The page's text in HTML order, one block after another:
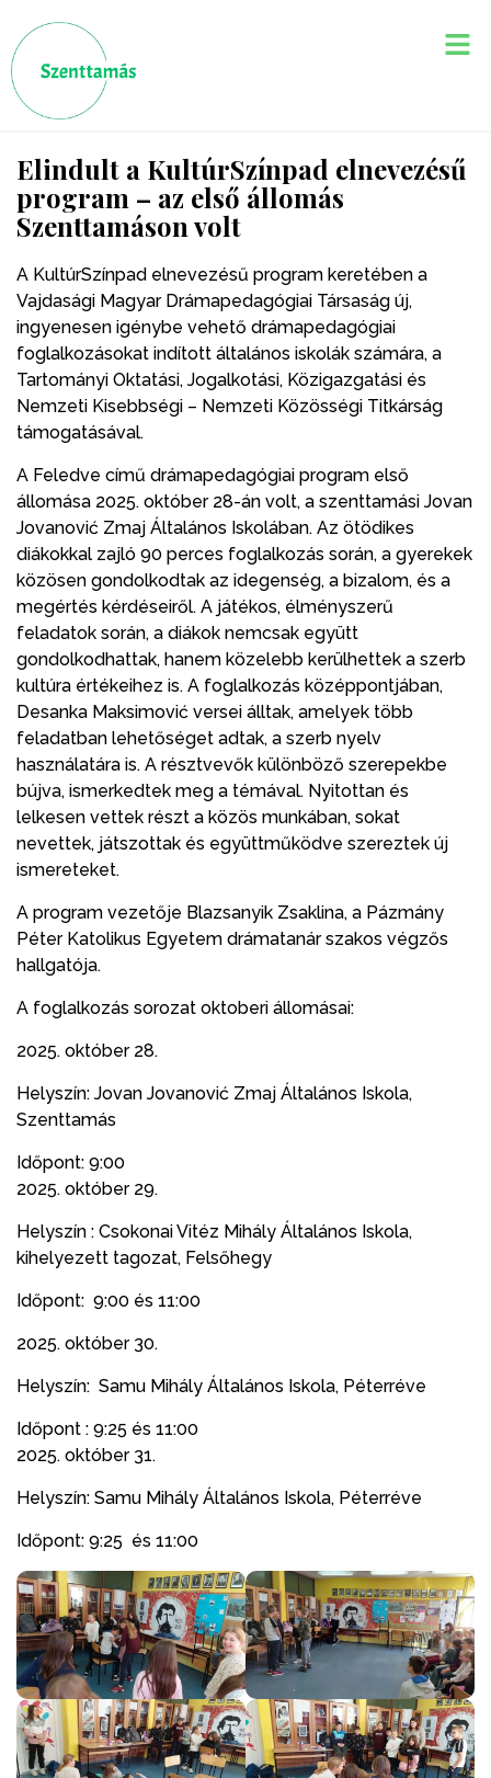
Elindult a KultúrSzínpad elnevezésű
program – az első állomás
Szenttamáson volt
A KultúrSzínpad elnevezésű program keretében a
Vajdasági Magyar Drámapedagógiai Társaság új,
ingyenesen igénybe vehető drámapedagógiai
foglalkozásokat indított általános iskolák számára, a
Tartományi Oktatási, Jogalkotási, Közigazgatási és
Nemzeti Kisebbségi – Nemzeti Közösségi Titkárság
támogatásával.
A Feledve című drámapedagógiai program első
állomása 2025. október 28-án volt, a szenttamási Jovan
Jovanović Zmaj Általános Iskolában. Az ötödikes
diákokkal zajló 90 perces foglalkozás során, a gyerekek
közösen gondolkodtak az idegenség, a bizalom, és a
megértés kérdéseiről. A játékos, élményszerű
feladatok során, a diákok nemcsak együtt
gondolkodhattak, hanem közelebb kerülhettek a szerb
kultúra értékeihez is. A foglalkozás középpontjában,
Desanka Maksimović versei álltak, amelyek több
feladatban lehetőséget adtak, a szerb nyelv
használatára is. A résztvevők különböző szerepekbe
bújva, ismerkedtek meg a témával. Nyitottan és
lelkesen vettek részt a közös munkában, sokat
nevettek, játszottak és együttműködve szereztek új
ismereteket.
A program vezetője Blazsanyik Zsaklina, a Pázmány
Péter Katolikus Egyetem drámatanár szakos végzős
hallgatója.
A foglalkozás sorozat oktoberi állomásai:
2025. október 28.
Helyszín: Jovan Jovanović Zmaj Általános Iskola,
Szenttamás
Időpont: 9:00
2025. október 29.
Helyszín : Csokonai Vitéz Mihály Általános Iskola,
kihelyezett tagozat, Felsőhegy
Időpont: 9:00 és 11:00
2025. október 30.
Helyszín: Samu Mihály Általános Iskola, Péterréve
Időpont : 9:25 és 11:00
2025. október 31.
Helyszín: Samu Mihály Általános Iskola, Péterréve
Időpont: 9:25 és 11:00